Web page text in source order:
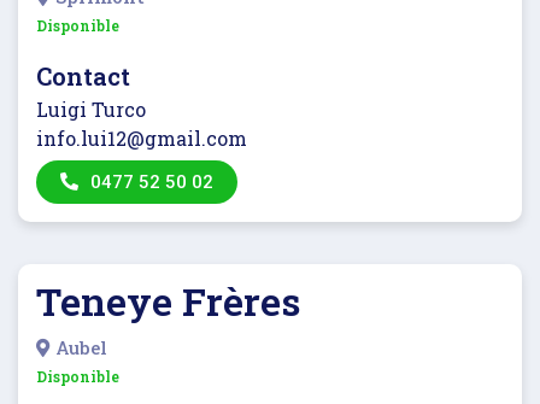
Disponible
Contact
Luigi Turco
info.lui12@gmail.com
0477 52 50 02
Teneye Frères
Aubel
Disponible